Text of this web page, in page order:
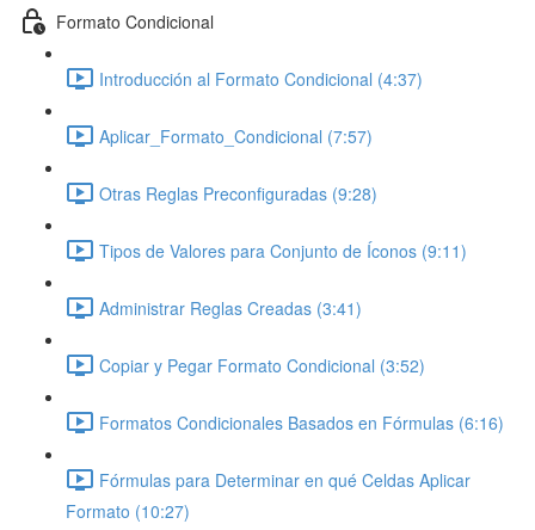
Formato Condicional
Introducción al Formato Condicional (4:37)
Aplicar_Formato_Condicional (7:57)
Otras Reglas Preconfiguradas (9:28)
Tipos de Valores para Conjunto de Íconos (9:11)
Administrar Reglas Creadas (3:41)
Copiar y Pegar Formato Condicional (3:52)
Formatos Condicionales Basados en Fórmulas (6:16)
Fórmulas para Determinar en qué Celdas Aplicar
Formato (10:27)